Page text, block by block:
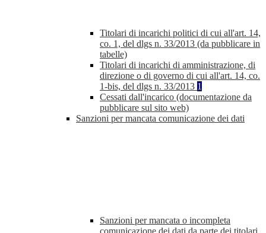
Titolari di incarichi politici di cui all'art. 14,
co. 1, del dlgs n. 33/2013 (da pubblicare in
tabelle)
Titolari di incarichi di amministrazione, di
direzione o di governo di cui all'art. 14, co.
1-bis, del dlgs n. 33/2013 1
Cessati dall'incarico (documentazione da
pubblicare sul sito web)
Sanzioni per mancata comunicazione dei dati
Sanzioni per mancata o incompleta